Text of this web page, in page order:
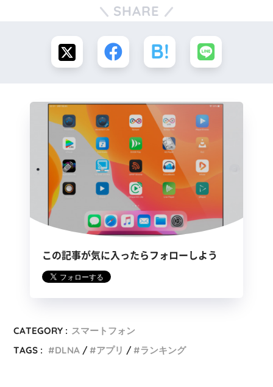
SHARE
この記事が気に入ったらフォローしよう
CATEGORY : スマートフォン
TAGS :
DLNA アプリ ランキング